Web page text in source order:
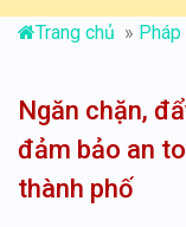
Trang chủ »
Ngăn chặn,
đảm bảo an
thành phố